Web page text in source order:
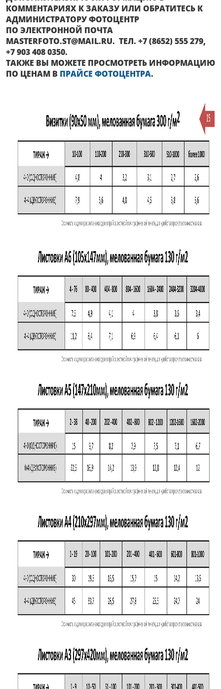
КОММЕНТАРИЯХ К ЗАКАЗУ ИЛИ ОБРАТИТЕСЬ К
АДМИНИСТРАТОРУ ФОТОЦЕНТР
ПО ЭЛЕКТРОННОЙ ПОЧТА
MASTERFOTO.ST@MAIL.RU. ТЕЛ. +7 (8652) 555 279,
+7 903 408 0350.
ТАКЖЕ ВЫ МОЖЕТЕ ПРОСМОТРЕТЬ ИНФОРМАЦИЮ
ПО ЦЕНАМ В ПРАЙСЕ ФОТОЦЕНТРА.